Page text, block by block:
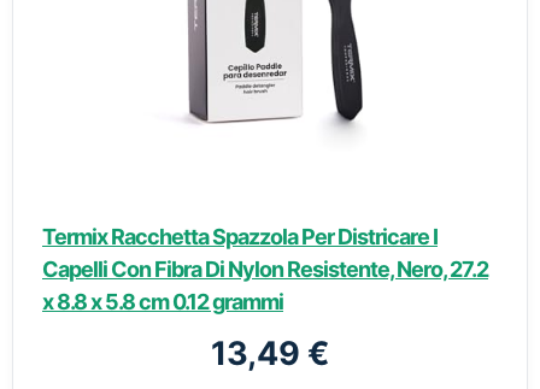
Termix Racchetta Spazzola Per Districare I
Capelli Con Fibra Di Nylon Resistente, Nero, ‎27.2
x 8.8 x 5.8 cm 0.12 grammi
13,49 €